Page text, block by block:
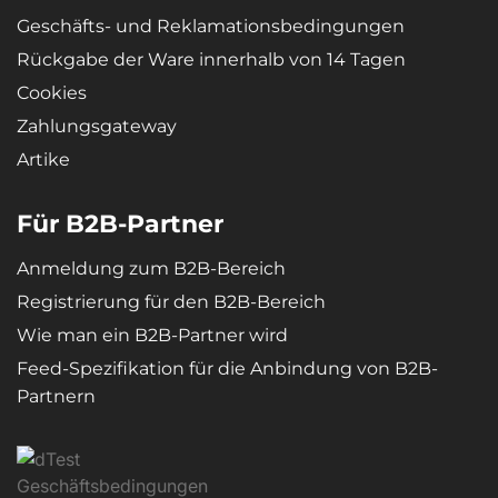
Geschäfts- und Reklamationsbedingungen
Rückgabe der Ware innerhalb von 14 Tagen
Cookies
Zahlungsgateway
Artike
Für B2B-Partner
Anmeldung zum B2B-Bereich
Registrierung für den B2B-Bereich
Wie man ein B2B-Partner wird
Feed-Spezifikation für die Anbindung von B2B-
Partnern